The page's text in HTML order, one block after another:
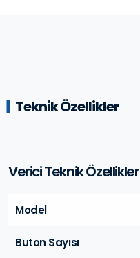
Teknik Özellikler
Verici Teknik Özellikler
Model
Buton Sayısı